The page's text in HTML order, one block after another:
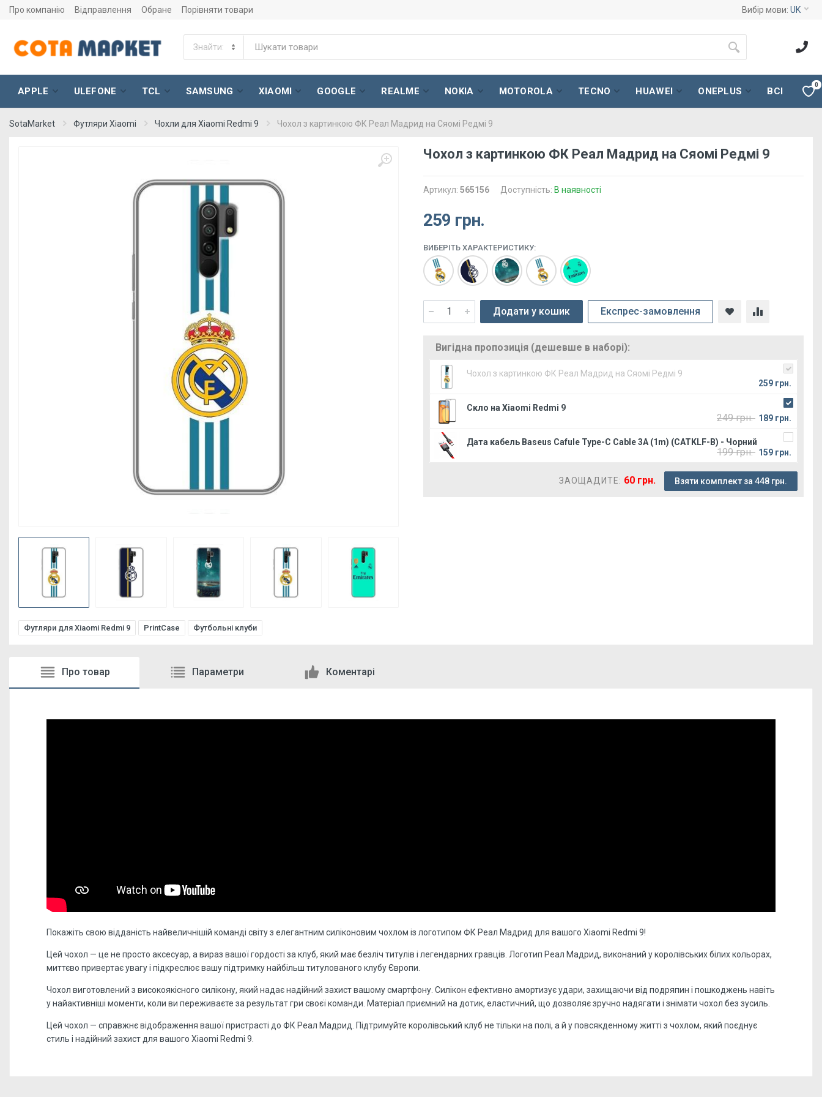
Про компанію Відправлення Обране Порівняти товари Вибір мови: UK
APPLE ULEFONE TCL SAMSUNG XIAOMI GOOGLE REALME NOKIA MOTOROLA TECNO HUAWEI ONEPLUS ВСІ
0
SotaMarket Футляри Xiaomi Чохли для Xiaomi Redmi 9 Чохол з картинкою ФК Реал Мадрид на Сяомі Редмі 9
Чохол з картинкою ФК Реал Мадрид на Сяомі Редмі 9
Артикул: 565156 Доступність: В наявності
259 грн.
ВИБЕРІТЬ ХАРАКТЕРИСТИКУ:
Додати у кошик Експрес-замовлення
Вигідна пропозиція (дешевше в наборі):
Чохол з картинкою ФК Реал Мадрид на Сяомі Редмі 9
259 грн.
Скло на Xiaomi Redmi 9
249 грн. 189 грн.
Дата кабель Baseus Cafule Type-C Cable 3A (1m) (CATKLF-B) - Чорний
199 грн. 159 грн.
ЗАОЩАДИТЕ: 60 грн. Взяти комплект за 448 грн.
Футляри для Xiaomi Redmi 9 PrintCase Футбольні клуби
Про товар Параметри Коментарі
Покажіть свою відданість найвеличнішій команді світу з елегантним силіконовим чохлом із логотипом ФК Реал Мадрид для вашого Xiaomi Redmi 9!
Цей чохол — це не просто аксесуар, а вираз вашої гордості за клуб, який має безліч титулів і легендарних гравців. Логотип Реал Мадрид, виконаний у королівських білих кольорах,
миттєво привертає увагу і підкреслює вашу підтримку найбільш титулованого клубу Європи.
Чохол виготовлений з високоякісного силікону, який надає надійний захист вашому смартфону. Силікон ефективно амортизує удари, захищаючи від подряпин і пошкоджень навіть
у найактивніші моменти, коли ви переживаєте за результат гри своєї команди. Матеріал приємний на дотик, еластичний, що дозволяє зручно надягати і знімати чохол без зусиль.
Цей чохол — справжнє відображення вашої пристрасті до ФК Реал Мадрид. Підтримуйте королівський клуб не тільки на полі, а й у повсякденному житті з чохлом, який поєднує
стиль і надійний захист для вашого Xiaomi Redmi 9.